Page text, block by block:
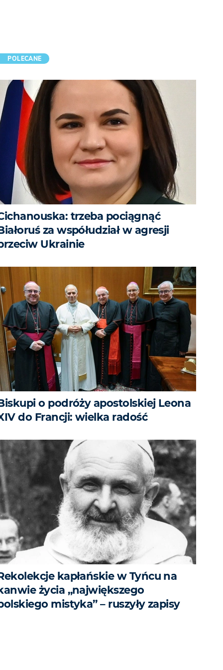
POLECANE
trzeba pociągnąć
za współudział w agresji
Ukrainie
o podróży apostolskiej Leona
do Francji: wielka radość
kapłańskie w Tyńcu na
życia „największego
mistyka” – ruszyły zapisy